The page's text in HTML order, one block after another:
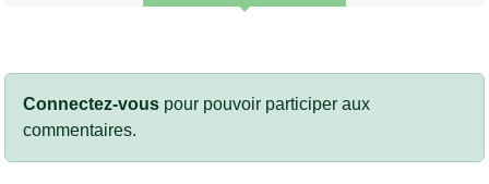
Connectez-vous pour pouvoir participer aux
commentaires.